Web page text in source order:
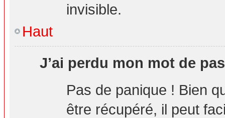
invisible.
Haut
J’ai perdu mon mot de
Pas de panique ! Bien
être récupéré, il peut